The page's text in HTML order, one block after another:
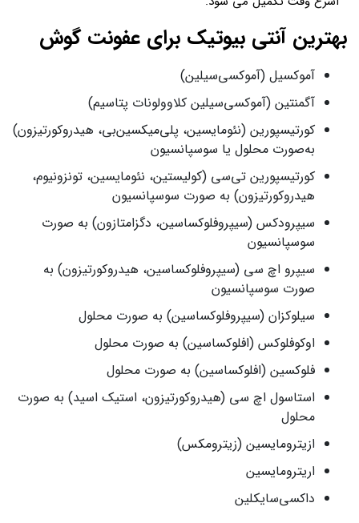
بهترین آنتی بیوتیک برای عفونت گوش
آموکسیل (آموکسی‌سیلین)
آگمنتین (آموکسی‌سیلین کلاوولونات پتاسیم)
کورتیسپورین (نئومایسین، پلی‌میکسین‌بی، هیدروکورتیزون)
به‌صورت محلول یا سوسپانسیون
کورتیسپورین تی‌سی (کولیستین، نئومایسین، تونزونیوم،
هیدروکورتیزون) به صورت سوسپانسیون
سیپرودکس (سیپروفلوکساسین، دگزامتازون) به صورت
سوسپانسیون
سیپرو اچ سی (سیپروفلوکساسین، هیدروکورتیزون) به
صورت سوسپانسیون
سیلوکزان (سیپروفلوکساسین) به صورت محلول
اوکوفلوکس (افلوکساسین) به صورت محلول
فلوکسین (افلوکساسین) به صورت محلول
استاسول اچ سی (هیدروکورتیزون، استیک اسید) به صورت
محلول
ازیترومایسین (زیترومکس)
اریترومایسین
داکسی‌سایکلین